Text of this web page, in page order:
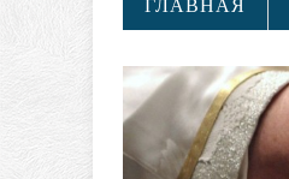
ГЛАВНАЯ